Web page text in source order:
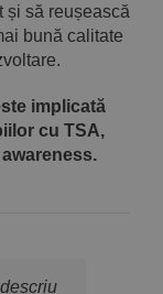
și să reușească
bună calitate
implicată
cu TSA,